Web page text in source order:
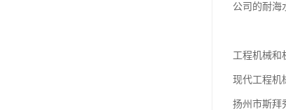
公司的耐海
工程机械和
现代工程机
扬州市斯拜